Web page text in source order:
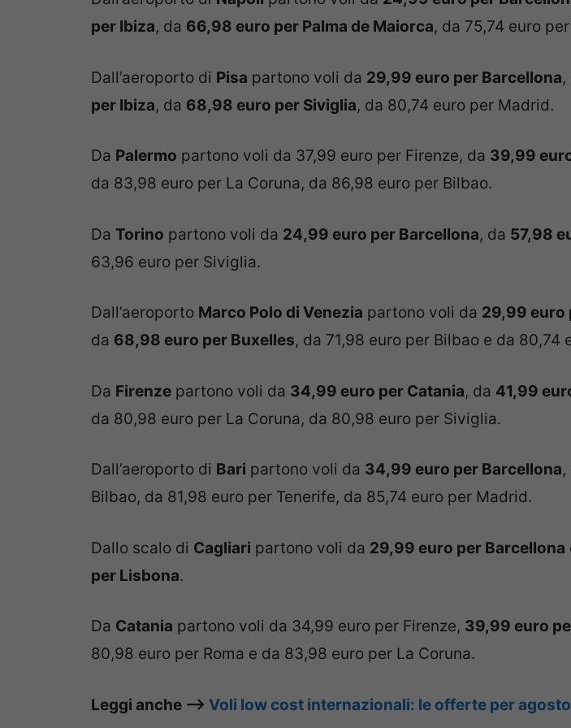
per Ibiza, da 66,98 euro per Palma de Maiorca, da 75,74 euro
Dall’aeroporto di Pisa partono voli da 29,99 euro per Barcellona,
per Ibiza, da 68,98 euro per Siviglia, da 80,74 euro per Madrid.
Da Palermo partono voli da 37,99 euro per Firenze, da 39,99
da 83,98 euro per La Coruna, da 86,98 euro per Bilbao.
Da Torino partono voli da 24,99 euro per Barcellona, da 57,98
63,96 euro per Siviglia.
Dall’aeroporto Marco Polo di Venezia partono voli da 29,99 euro
da 68,98 euro per Buxelles, da 71,98 euro per Bilbao e da 80,74
Da Firenze partono voli da 34,99 euro per Catania, da 41,99
da 80,98 euro per La Coruna, da 80,98 euro per Siviglia.
Dall’aeroporto di Bari partono voli da 34,99 euro per Barcellona
Bilbao, da 81,98 euro per Tenerife, da 85,74 euro per Madrid.
Dallo scalo di Cagliari partono voli da 29,99 euro per Barcellona
per Lisbona.
Da Catania partono voli da 34,99 euro per Firenze, 39,99 euro
80,98 euro per Roma e da 83,98 euro per La Coruna.
Leggi anche –> Voli low cost internazionali: le offerte per